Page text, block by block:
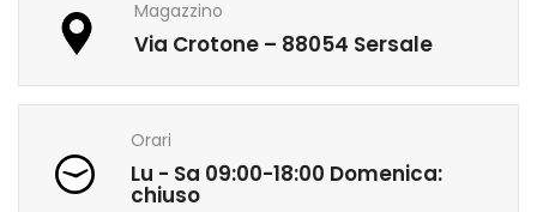
Magazzino
Via Crotone – 88054 Sersale
Orari
Lu - Sa 09:00-18:00 Domenica:
chiuso